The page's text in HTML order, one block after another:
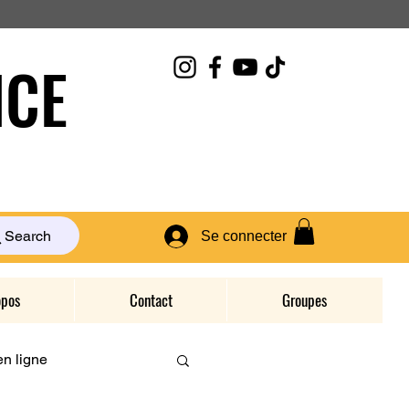
Se connecter
Search
Contact Groupes
ligne